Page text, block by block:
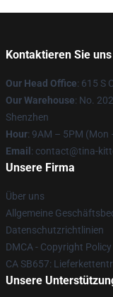
Kontaktieren Sie uns
Our Head Office: 615 S
Our Warehouse: No.
Shenzhen
Hour: 9AM – 5PM (Mon
Email : contact@tina-
Unsere Firma
Über uns
Allgemeine
Datenschutzrichtlinien
DMCA - Copyright Policy
CA SB657:
Unsere